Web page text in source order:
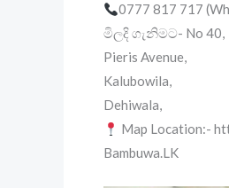
0777 817 717
මිලදි ගැනිමට- No 40,
Pieris Avenue,
Kalubowila,
Dehiwala,
Map Location:-
Bambuwa.LK